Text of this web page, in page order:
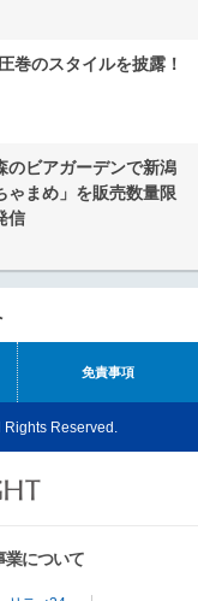
巻のスタイルを披露！
のビアガーデンで新潟
ゃまめ」を販売数量限
信
免責事項
Reserved.
業について